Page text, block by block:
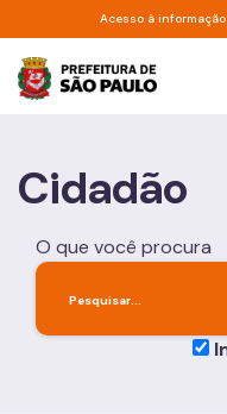
Pular para o Conteúdo
Acesso à informação
Prefeitura
Cidadão
O que você procura